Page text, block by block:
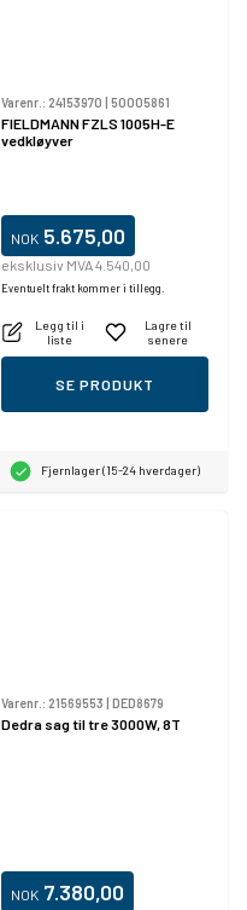
Varenr.: 24153970 | 50005861
FIELDMANN FZLS 1005H-E
vedkløyver
NOK 5.675,00
eksklusiv MVA 4.540,00
Eventuelt frakt kommer i tillegg.
Legg til i
liste
Lagre til
senere
SE PRODUKT
Fjernlager (15-24 hverdager)
Varenr.: 21569553 | DED8679
Dedra sag til tre 3000W, 8T
NOK 7.380,00